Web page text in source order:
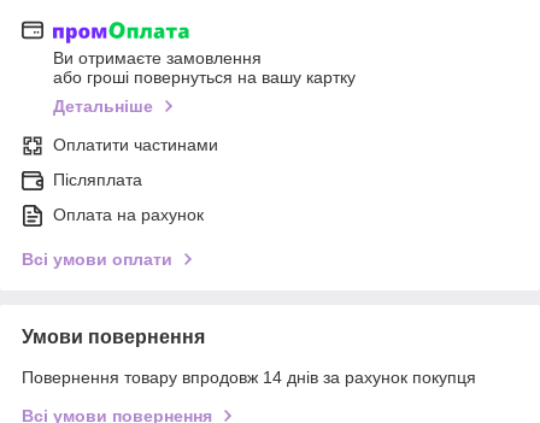
Ви отримаєте замовлення
або гроші повернуться на вашу картку
Детальніше
Оплатити частинами
Післяплата
Оплата на рахунок
Всі умови оплати
Умови повернення
Повернення товару впродовж 14 днів за рахунок покупця
Всі умови повернення